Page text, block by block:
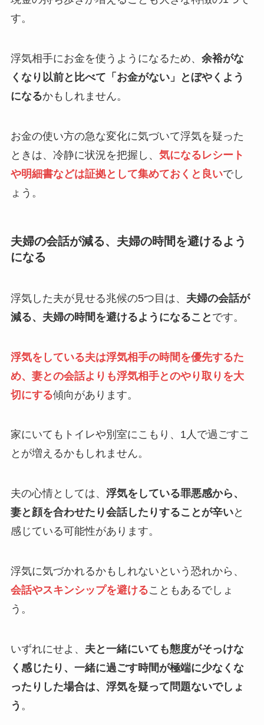
す。
浮気相手にお金を使うようになるため、 余裕がな
くなり以前と比べて「お金がない」とぼやくよう
になるかもしれません。
お金の使い方の急な変化に気づいて浮気を疑った
ときは、冷静に状況を把握し、 気になるレシート
や明細書などは証拠として集めておくと良いでし
ょう。
夫婦の会話が減る、夫婦の時間を避けるよう
になる
浮気した夫が見せる兆候の5つ目は、 夫婦の会話が
減る、夫婦の時間を避けるようになること です。
浮気をしている夫は浮気相手の時間を優先するた
め、妻との会話よりも浮気相手とのやり取りを大
切にする傾向があります。
家にいてもトイレや別室にこもり、1人で過ごすこ
とが増えるかもしれません。
夫の心情としては、 浮気をしている罪悪感から、
妻と顔を合わせたり会話したりすることが辛いと
感じている可能性があります。
浮気に気づかれるかもしれないという恐れから、
会話やスキンシップを避けることもあるでしょ
う。
いずれにせよ、 夫と一緒にいても態度がそっけな
く感じたり、一緒に過ごす時間が極端に少なくな
ったりした場合は、浮気を疑って問題ないでしょ
う 。